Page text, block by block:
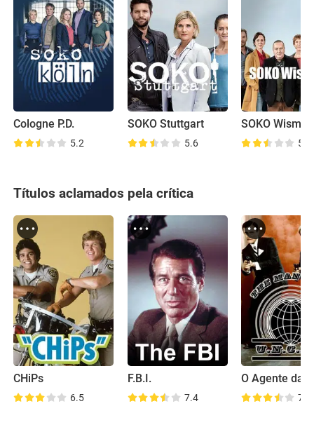
Cologne P.D.
5.2
SOKO Stuttgart
5.6
SOKO Wismar
5.6
Títulos aclamados pela crítica
CHiPs
6.5
F.B.I.
7.4 7.7